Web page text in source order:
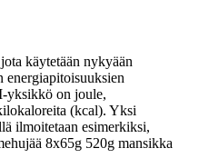
käytetään nykyään
energiapitoisuuksien
yksikkö on joule,
(kcal). Yksi
ilmoitetaan esimerkiksi,
8x65g 520g mansikka